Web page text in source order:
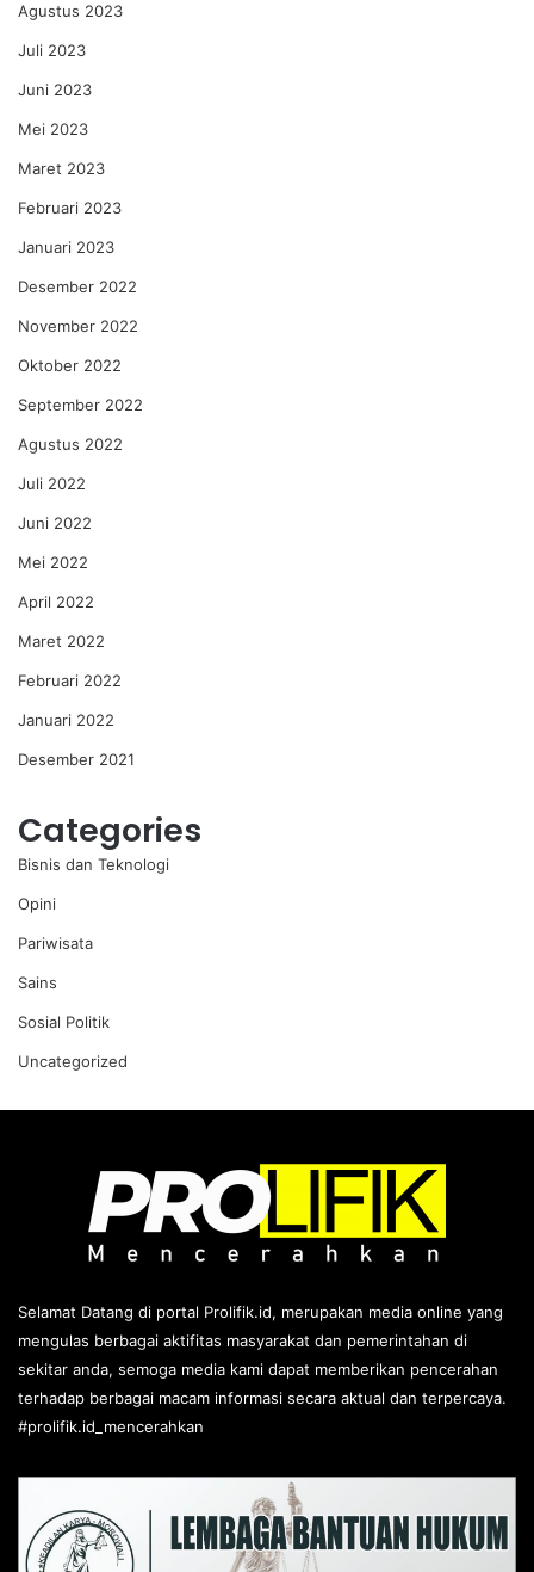
Agustus 2023
Juli 2023
Juni 2023
Mei 2023
Maret 2023
Februari 2023
Januari 2023
Desember 2022
November 2022
Oktober 2022
September 2022
Agustus 2022
Juli 2022
Juni 2022
Mei 2022
April 2022
Maret 2022
Februari 2022
Januari 2022
Desember 2021
Categories
Bisnis dan Teknologi
Opini
Pariwisata
Sains
Sosial Politik
Uncategorized
Selamat Datang di portal Prolifik.id, merupakan media online yang
mengulas berbagai aktifitas masyarakat dan pemerintahan di
sekitar anda, semoga media kami dapat memberikan pencerahan
terhadap berbagai macam informasi secara aktual dan terpercaya.
#prolifik.id_mencerahkan